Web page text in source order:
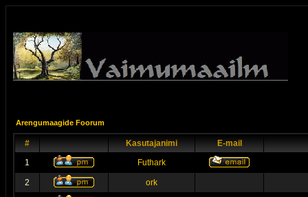
Arengumaagide Foorum
# Kasutajanimi
E-mail
1
Futhark
2 ork